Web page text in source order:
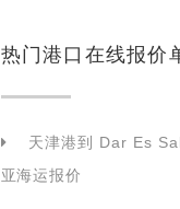
热门港口在线报价
天津港到 Dar Es
亚海运报价